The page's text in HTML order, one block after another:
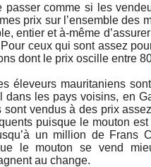
passer comme si les
prix sur l’ensemble des
entier et à-même
ceux qui sont assez
dont le prix oscille entre
éleveurs mauritaniens
dans les pays voisins, en
sont vendus à des prix
puisque le mouton
un million de Frans
le mouton se vend
au change.